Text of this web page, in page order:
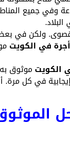
وفي جميع
ولكن في
في الكويت
الكويتموثوق به
في كل